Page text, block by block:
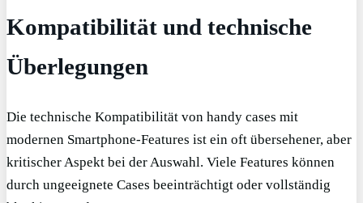
Kompatibilität und technische
Überlegungen
Die technische Kompatibilität von handy cases mit
modernen Smartphone-Features ist ein oft übersehener, aber
kritischer Aspekt bei der Auswahl. Viele Features können
durch ungeeignete Cases beeinträchtigt oder vollständig